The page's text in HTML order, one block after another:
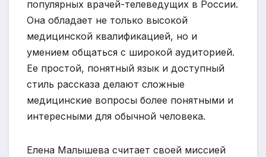
популярных врачей-телеведущих в России.
Она обладает не только высокой
медицинской квалификацией, но и
умением общаться с широкой аудиторией.
Ее простой, понятный язык и доступный
стиль рассказа делают сложные
медицинские вопросы более понятными и
интересными для обычной человека.
Елена Малышева считает своей миссией